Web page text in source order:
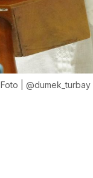
Foto | @dumek_turbay